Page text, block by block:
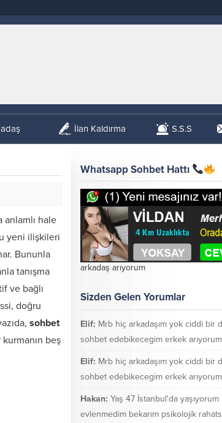
İlan Kaldırma S.S.S
anlamlı hale
yeni ilişkileri
Bununla
tanışma
ve bağlı
doğru
sohbet
beş
Whatsapp Sohbet Hattı
arkadaş arıyorum
Sizden Gelen Yorumlar
Elif: Mrb hiç arkadaşım yok ciddi bir
sohbet edebikecegim erkek arıyorum
Elif: Mrb hiç arkadaşım yok ciddi bir
sohbet edebikecegim erkek arıyorum
Hakan: Yaş 47 İstanbul'da yaşıyorum
evlenmedim bekarım psikolojik